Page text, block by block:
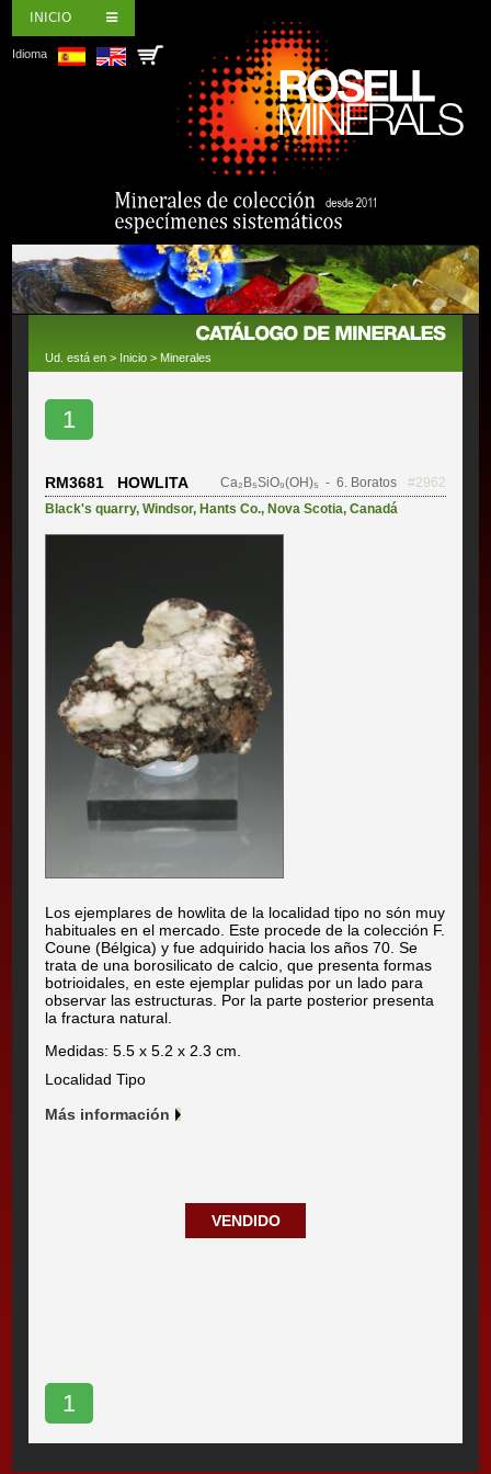
INICIO
Idioma
Ud. está en > Inicio > Minerales
1
RM3681 HOWLITA Ca₂B₅SiO₉(OH)₅ - 6. Boratos
#2962
Black's quarry,Windsor, Hants Co., Nova Scotia,Canadá
Los ejemplares de howlita de la localidad tipo no són muy
habituales en el mercado. Este procede de la colección F.
Coune (Bélgica) y fue adquirido hacia los años 70. Se
trata de una borosilicato de calcio, que presenta formas
botrioidales, en este ejemplar pulidas por un lado para
observar las estructuras. Por la parte posterior presenta
la fractura natural.
Medidas: 5.5 x 5.2 x 2.3 cm.
Localidad Tipo
Más información
VENDIDO
1